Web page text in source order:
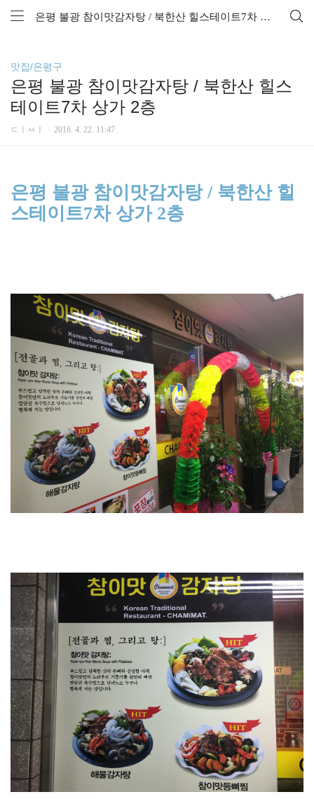
은평 불광 참이맛감자탕 / 북한산 힐스테이트7차 상가 2층
맛집/은평구
은평 불광 참이맛감자탕 / 북한산 힐스
테이트7차 상가 2층
ㄷㅣㅆㅣ 2016. 4. 22. 11:47
은평 불광 참이맛감자탕 / 북한산 힐
스테이트7차 상가 2층